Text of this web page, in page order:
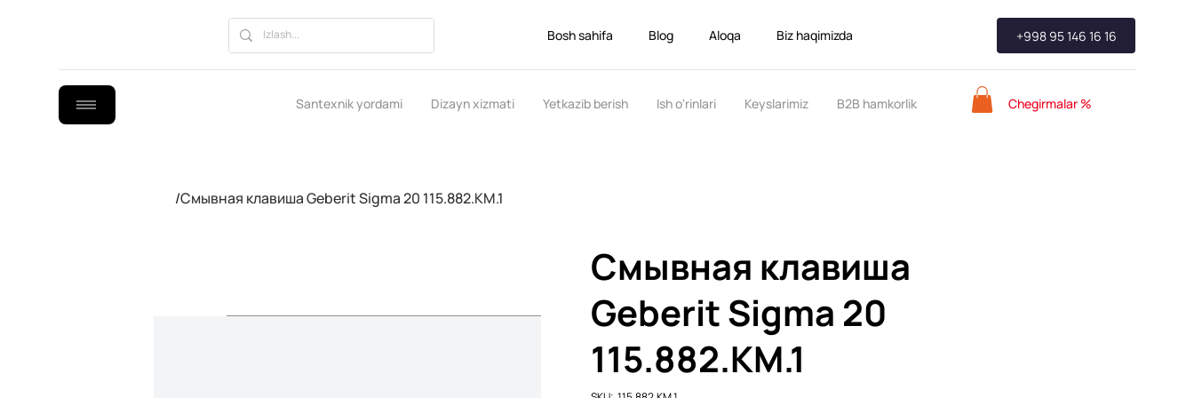
Bosh sahifa Blog Aloqa Biz haqimizda +998 95 146 16 16
Santexnik yordami Dizayn xizmati Yetkazib berish Ish o'rinlari Keyslarimiz B2B hamkorlik Chegirmalar %
/Смывная клавиша Geberit Sigma 20 115.882.KM.1
Смывная клавиша
Geberit Sigma 20
115.882.KM.1
SKU